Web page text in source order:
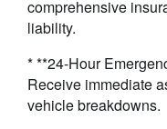
comprehensive
liability.
* **24-Hour
Receive immediate
vehicle breakdowns.